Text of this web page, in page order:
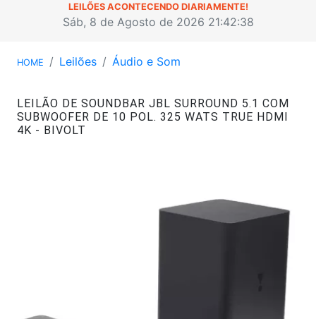
LEILÕES ACONTECENDO DIARIAMENTE!
Sáb, 8 de Agosto de 2026 21:42:38
HOME Leilões Áudio e Som
LEILÃO DE SOUNDBAR JBL SURROUND 5.1 COM
SUBWOOFER DE 10 POL. 325 WATS TRUE HDMI
4K - BIVOLT